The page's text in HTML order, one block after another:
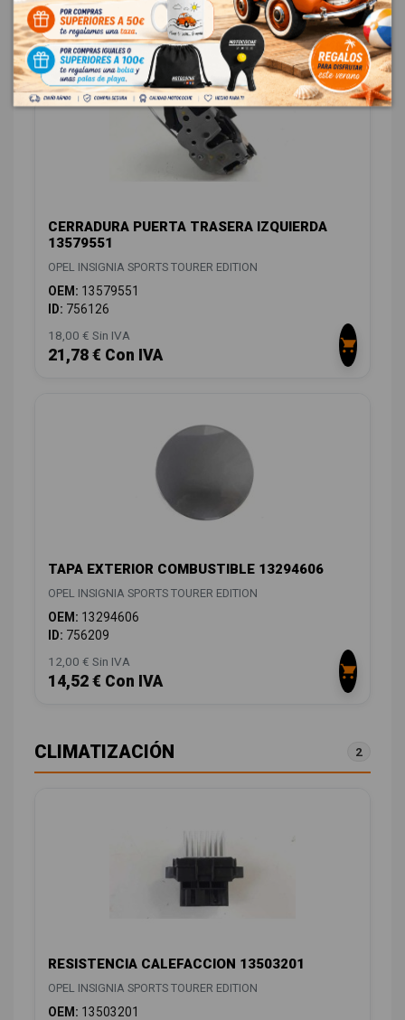
14,52 € Con IVA
CERRADURA PUERTA TRASERA IZQUIERDA
13579551
OPEL INSIGNIA SPORTS TOURER EDITION
OEM: 13579551
ID: 756126
18,00 € Sin IVA
21,78 € Con IVA
TAPA EXTERIOR COMBUSTIBLE 13294606
OPEL INSIGNIA SPORTS TOURER EDITION
OEM: 13294606
ID: 756209
12,00 € Sin IVA
14,52 € Con IVA
CLIMATIZACIÓN 2
RESISTENCIA CALEFACCION 13503201
OPEL INSIGNIA SPORTS TOURER EDITION
OEM: 13503201